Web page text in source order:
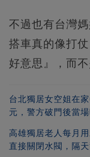
不過也有台灣
搭車真的像打
好意思』，而
台北獨居女空姐在
元，警方破門後當
高雄獨居老人每月
直接關閉水閥，隔